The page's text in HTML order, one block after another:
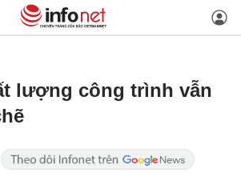
lượng công trình vẫn